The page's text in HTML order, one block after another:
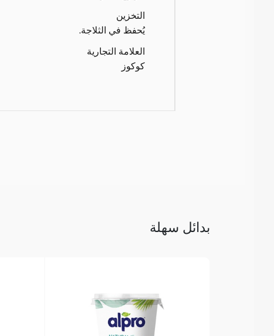
التخزين
يُحفظ في الثلاجة.
العلامة التجارية
كوكوز
بدائل سهلة